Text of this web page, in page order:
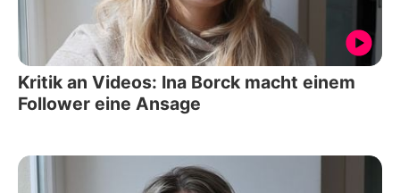
Kritik an Videos: Ina Borck macht einem
Follower eine Ansage